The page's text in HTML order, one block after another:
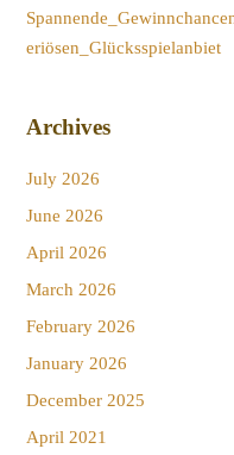
eriösen_Glücksspielanbiet
Archives
July 2026
June 2026
April 2026
March 2026
February 2026
January 2026
December 2025
April 2021